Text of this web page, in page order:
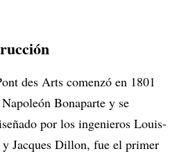
des Arts comenzó en 1801
Bonaparte y se
por los ingenieros Louis-
y Jacques Dillon, fue el primer